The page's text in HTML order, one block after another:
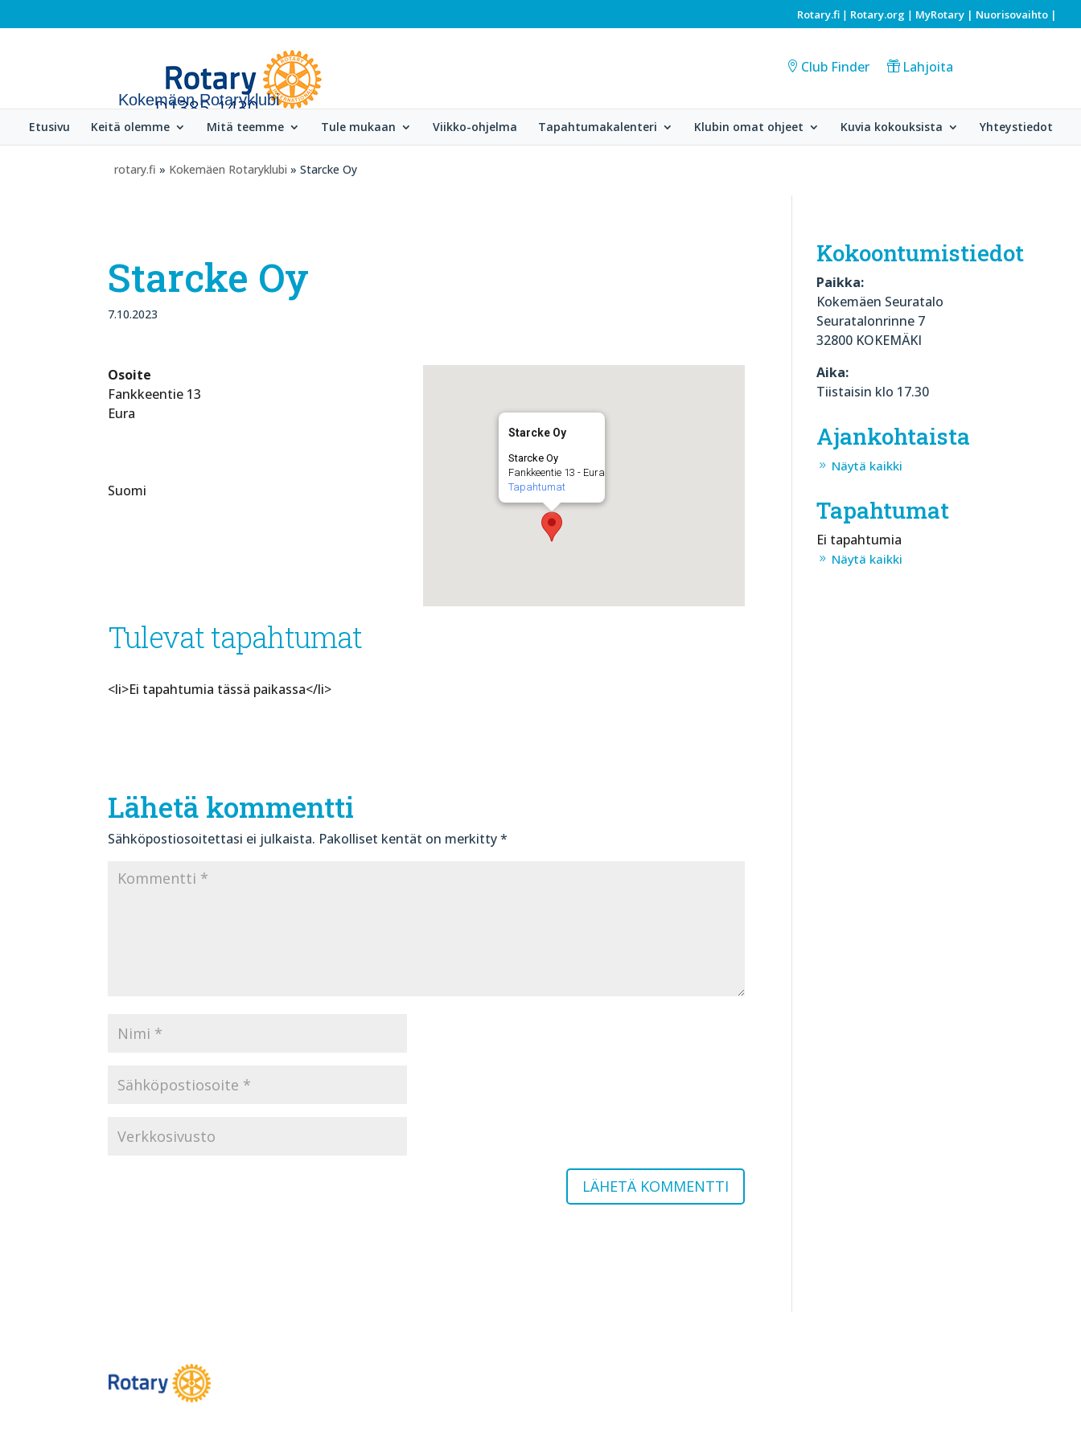
Rotary.fi | Rotary.org | MyRotary | Nuorisovaihto |
Kokemäen Rotaryklubi
Club Finder Lahjoita
Etusivu Keitä olemme Mitä teemme Tule mukaan Viikko-ohjelma Tapahtumakalenteri Klubin omat ohjeet Kuvia kokouksista Yhteystiedot
rotary.fi » Kokemäen Rotaryklubi » Starcke Oy
Starcke Oy
7.10.2023
Starcke Oy
Starcke Oy
Fankkeentie 13 - Eura
Tapahtumat
Osoite
Fankkeentie 13
Eura
Suomi
Tulevat tapahtumat
<li>Ei tapahtumia tässä paikassa</li>
Lähetä kommentti
Sähköpostiosoitettasi ei julkaista. Pakolliset kentät on merkitty*
Kokoontumistiedot
Paikka:
Kokemäen Seuratalo
Seuratalonrinne 7
32800 KOKEMÄKI
Aika:
Tiistaisin klo 17.30
Ajankohtaista
Näytä kaikki
Tapahtumat
Ei tapahtumia
Näytä kaikki